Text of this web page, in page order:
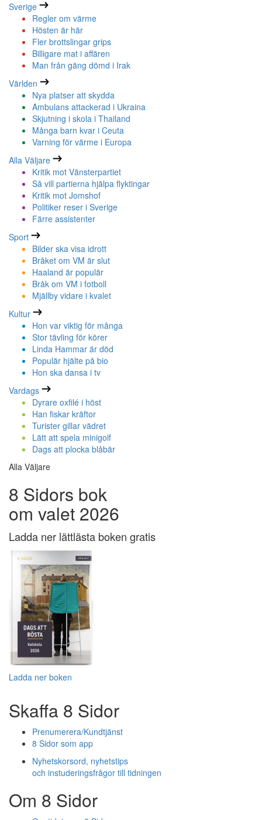
Sverige
Regler om värme
Hösten är här
Fler brottslingar grips
Billigare mat i affären
Man från gäng dömd i Irak
Världen
Nya platser att skydda
Ambulans attackerad i Ukraina
Skjutning i skola i Thailand
Många barn kvar i Ceuta
Varning för värme i Europa
Alla Väljare
Kritik mot Vänsterpartiet
Så vill partierna hjälpa flyktingar
Kritik mot Jomshof
Politiker reser i Sverige
Färre assistenter
Sport
Bilder ska visa idrott
Bråket om VM är slut
Haaland är populär
Bråk om VM i fotboll
Mjällby vidare i kvalet
Kultur
Hon var viktig för många
Stor tävling för körer
Linda Hammar är död
Populär hjälte på bio
Hon ska dansa i tv
Vardags
Dyrare oxfilé i höst
Han fiskar kräftor
Turister gillar vädret
Lätt att spela minigolf
Dags att plocka blåbär
Alla Väljare
8 Sidors bok
om valet 2026
Ladda ner lättlästa boken gratis
Ladda ner boken
Skaffa 8 Sidor
Prenumerera/Kundtjänst
8 Sidor som app
Nyhetskorsord, nyhetstips
och instuderingsfrågor till tidningen
Om 8 Sidor